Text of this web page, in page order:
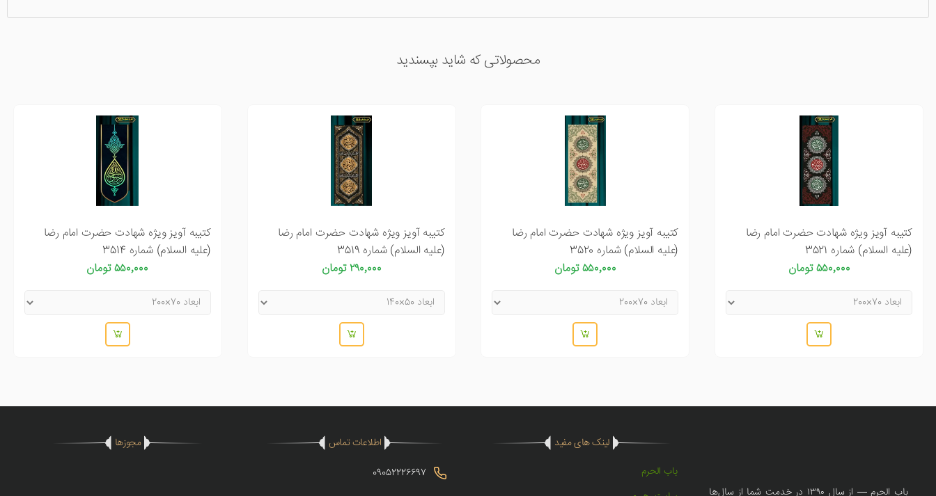
محصولاتی که شاید بپسندید
کتیبه آویز ویژه شهادت حضرت امام رضا
(علیه السلام) شماره 3521
۵۵۰٬۰۰۰ تومان
کتیبه آویز ویژه شهادت حضرت امام رضا
(علیه السلام) شماره 3520
۵۵۰٬۰۰۰ تومان
کتیبه آویز ویژه شهادت حضرت امام رضا
(علیه السلام) شماره 3519
۲۹۰٬۰۰۰ تومان
کتیبه آویز ویژه شهادت حضرت امام رضا
(علیه السلام) شماره 3514
۵۵۰٬۰۰۰ تومان
باب الحرم — از سال ۱۳۹۰ در خدمت شما از سال‌ها
لینک های مفید
باب الحرم
اطلاعات تماس
09052226697
مجوزها